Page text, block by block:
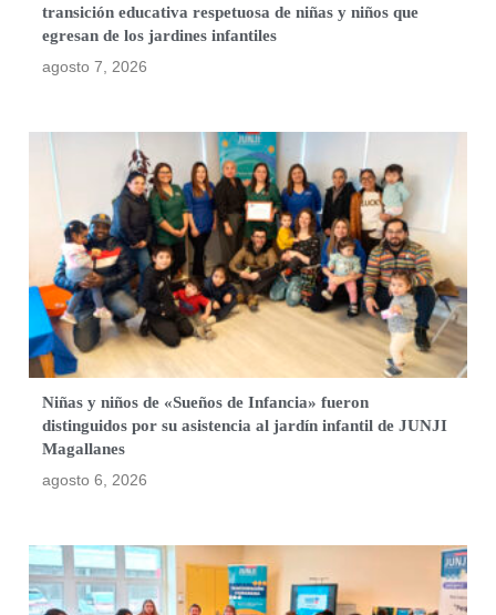
transición educativa respetuosa de niñas y niños que
egresan de los jardines infantiles
agosto 7, 2026
Niñas y niños de «Sueños de Infancia» fueron
distinguidos por su asistencia al jardín infantil de JUNJI
Magallanes
agosto 6, 2026